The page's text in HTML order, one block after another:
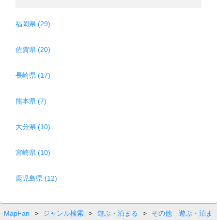
福岡県 (29)
佐賀県 (20)
長崎県 (17)
熊本県 (7)
大分県 (10)
宮崎県 (10)
鹿児島県 (12)
MapFan > ジャンル検索 > 遊ぶ・泊まる >
その他 遊ぶ・泊ま